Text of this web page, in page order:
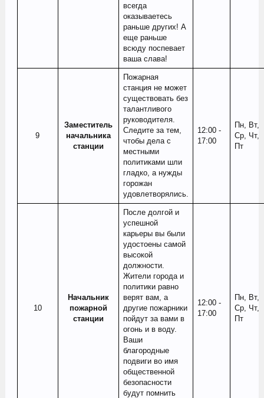
всегда
оказываетесь
раньше других! А
еще раньше
всюду поспевает
ваша слава!
9​
Заместитель
начальника
станции
Пожарная
станция не может
существовать без
талантливого
руководителя.
Следите за тем,
чтобы дела с
местными
политиками шли
гладко, а нужды
горожан
удовлетворялись.
12:00 -
17:00
Пн, Вт,
Ср, Чт,
Пт
10​
Начальник
пожарной
станции
После долгой и
успешной
карьеры вы были
удостоены самой
высокой
должности.
Жители города и
политики равно
верят вам, а
другие пожарники
пойдут за вами в
огонь и в воду.
Ваши
благородные
подвиги во имя
общественной
безопасности
будут помнить
12:00 -
17:00
Пн, Вт,
Ср, Чт,
Пт